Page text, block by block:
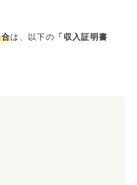
は、以下の 「収入証明書